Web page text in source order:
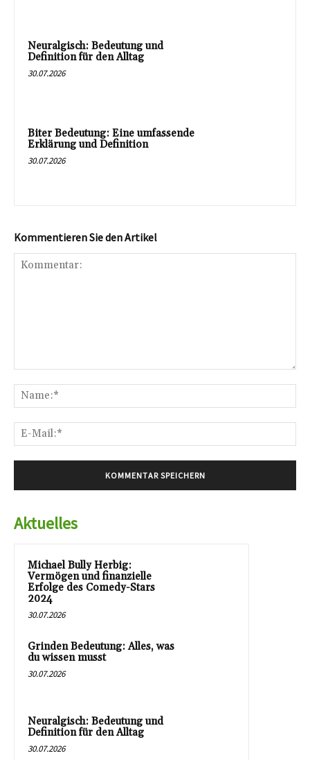
Neuralgisch: Bedeutung und
Definition für den Alltag
30.07.2026
Biter Bedeutung: Eine umfassende
Erklärung und Definition
30.07.2026
Kommentieren Sie den Artikel
Aktuelles
Michael Bully Herbig:
Vermögen und finanzielle
Erfolge des Comedy-Stars
2024
30.07.2026
Grinden Bedeutung: Alles, was
du wissen musst
30.07.2026
Neuralgisch: Bedeutung und
Definition für den Alltag
30.07.2026